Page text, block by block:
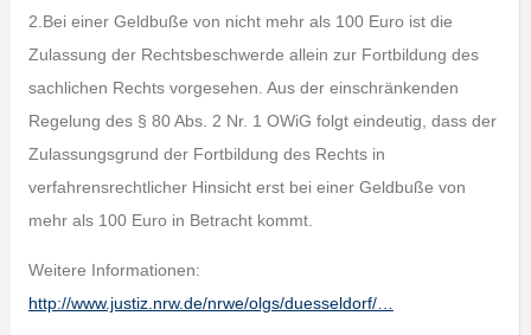
2.Bei einer Geldbuße von nicht mehr als 100 Euro ist die
Zulassung der Rechtsbeschwerde allein zur Fortbildung des
sachlichen Rechts vorgesehen. Aus der einschränkenden
Regelung des § 80 Abs. 2 Nr. 1 OWiG folgt eindeutig, dass der
Zulassungsgrund der Fortbildung des Rechts in
verfahrensrechtlicher Hinsicht erst bei einer Geldbuße von
mehr als 100 Euro in Betracht kommt.
Weitere Informationen:
http://www.justiz.nrw.de/nrwe/olgs/duesseldorf/…